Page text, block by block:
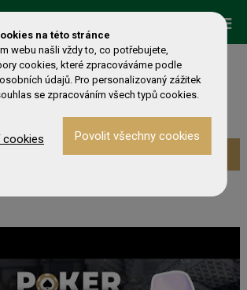
Zobrazit více »
nalezen
turnaj. Prevděpodobně již skončil.
Zobrazit aktuální turnaje »
na této stránce
webu našli vždy to, co potřebujete,
cookies, které zpracováváme podle
údajů. Pro personalizovaný zážitek
se zpracováním všech typů cookies.
cookies